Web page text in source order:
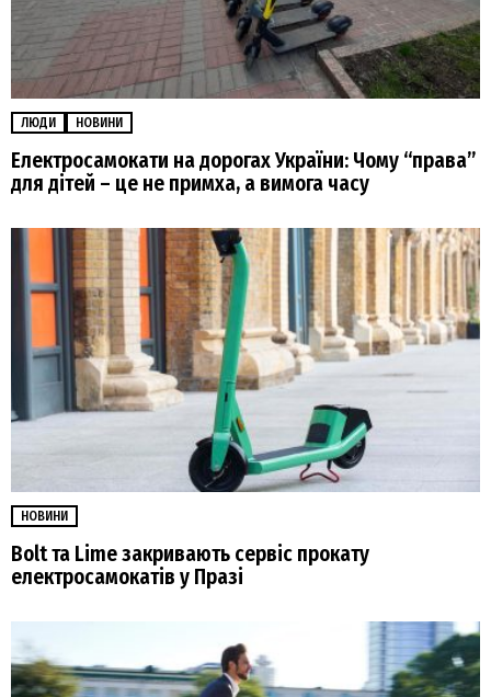
ЛЮДИ НОВИНИ
Електросамокати на дорогах України: Чому “права”
для дітей – це не примха, а вимога часу
НОВИНИ
Bolt та Lime закривають сервіс прокату
електросамокатів у Празі